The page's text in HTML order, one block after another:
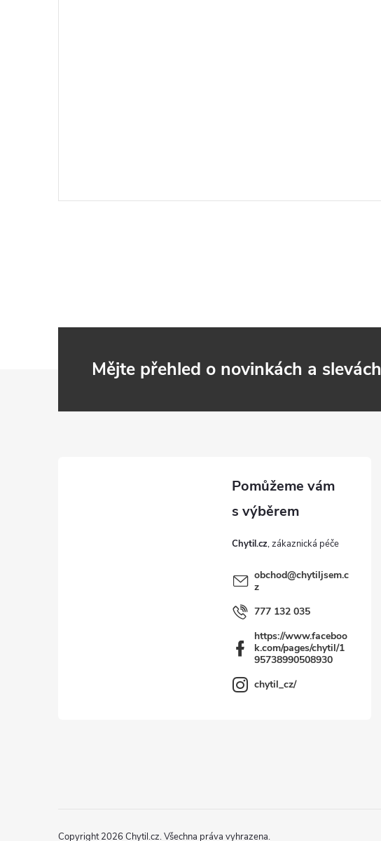
Mějte přehled o novinkách a slevách
Chytil.cz
obchod@chytiljsem.c
z
777 132 035
https://www.faceboo
k.com/pages/chytil/1
95738990508930
chytil_cz/
Copyright 2026 Chytil.cz. Všechna práva vyhrazena.